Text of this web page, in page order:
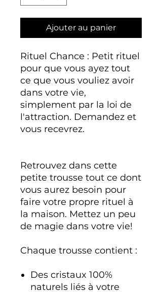
Ajouter au panier
Rituel Chance : Petit rituel
pour que vous ayez tout
ce que vous vouliez avoir
dans votre vie,
simplement par la loi de
l'attraction. Demandez et
vous recevrez.
Retrouvez dans cette
petite trousse tout ce dont
vous aurez besoin pour
faire votre propre rituel à
la maison. Mettez un peu
de magie dans votre vie!
Chaque trousse contient :
Des cristaux 100%
naturels liés à votre